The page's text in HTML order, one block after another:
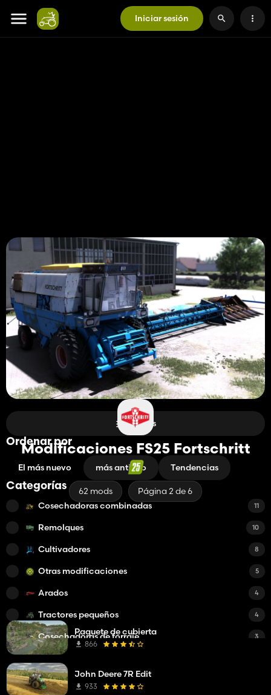
Iniciar sesión
Modificaciones FS25 Fortschritt
62 mods Página 2 de 6
Filtros
Ordenar por
El más nuevo más antiguo Tendencias
Categorías
Cosechadoras combinadas 11
Remolques 10
Cultivadores 8
Otras modificaciones 5
Arados 4
Tractores pequeños 4
Cosechadoras de forraje 3
Remolques cisterna
Tanques de lechada
Paquete de cubierta
866
John Deere 7R Edit
933